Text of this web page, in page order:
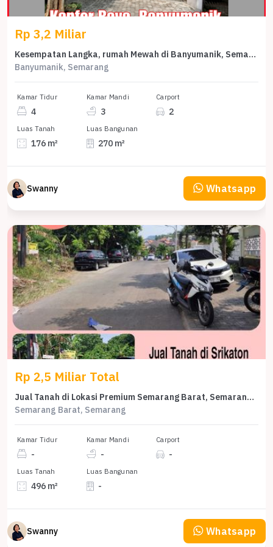
Rp 3,2 Miliar
Kesempatan Langka, rumah Mewah di Banyumanik, Semarang, LB 270m²
Banyumanik, Semarang
Kamar Tidur
4
Kamar Mandi
3
Carport
2
Luas Tanah
176 m²
Luas Bangunan
270 m²
Swanny Whatsapp
Rp 2,5 Miliar Total
Jual Tanah di Lokasi Premium Semarang Barat, Semarang, Harga 2,5 Miliar
Semarang Barat, Semarang
Kamar Tidur
-
Kamar Mandi
-
Carport
-
Luas Tanah
496 m²
Luas Bangunan
-
Swanny Whatsapp